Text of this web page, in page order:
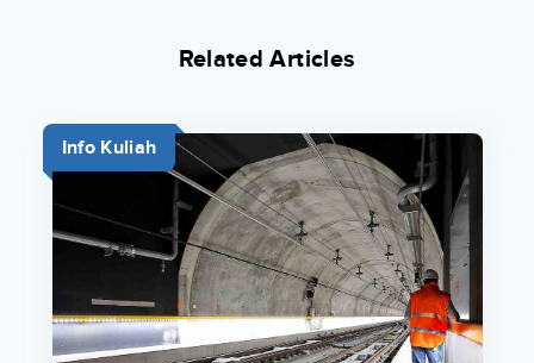
Related Articles
Info Kuliah